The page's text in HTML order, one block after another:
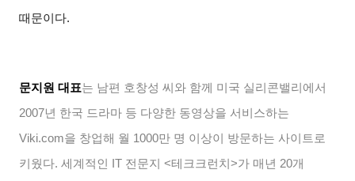
때문이다.
문지원 대표는 남편 호창성 씨와 함께 미국 실리콘밸리에서
2007년 한국 드라마 등 다양한 동영상을 서비스하는
Viki.com을 창업해 월 1000만 명 이상이 방문하는 사이트로
키웠다.세계적인 IT 전문지 <테크크런치>가 매년 20개